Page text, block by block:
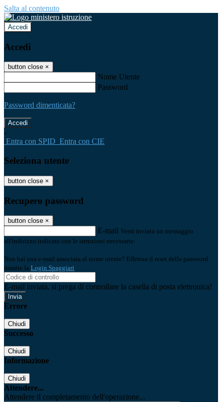
Salta al contenuto
Accedi
Accedi
button close ×
Nome Utente
Password
Password dimenticata?
-
Entra con SPID Entra con CIE
Seleziona utente
button close ×
Recupero password
button close ×
E-mail Verrà inviato un messaggio
all'indirizzo indicato con le istruzioni necessarie.
Non hai una e-mail associata al nome utente? Effettua il reset della password
tramite la Login Spaggiari
E-mail inviata, si prega di controllare la casella di posta elettronica!
Errore
Chiudi
Successo
Chiudi
Informazione
Chiudi
Attendere...
Attendere il completamento dell'operazione...